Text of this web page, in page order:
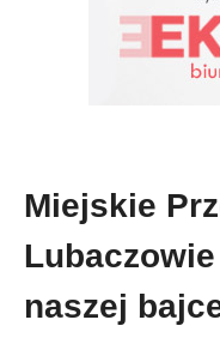
Miejskie
naszej